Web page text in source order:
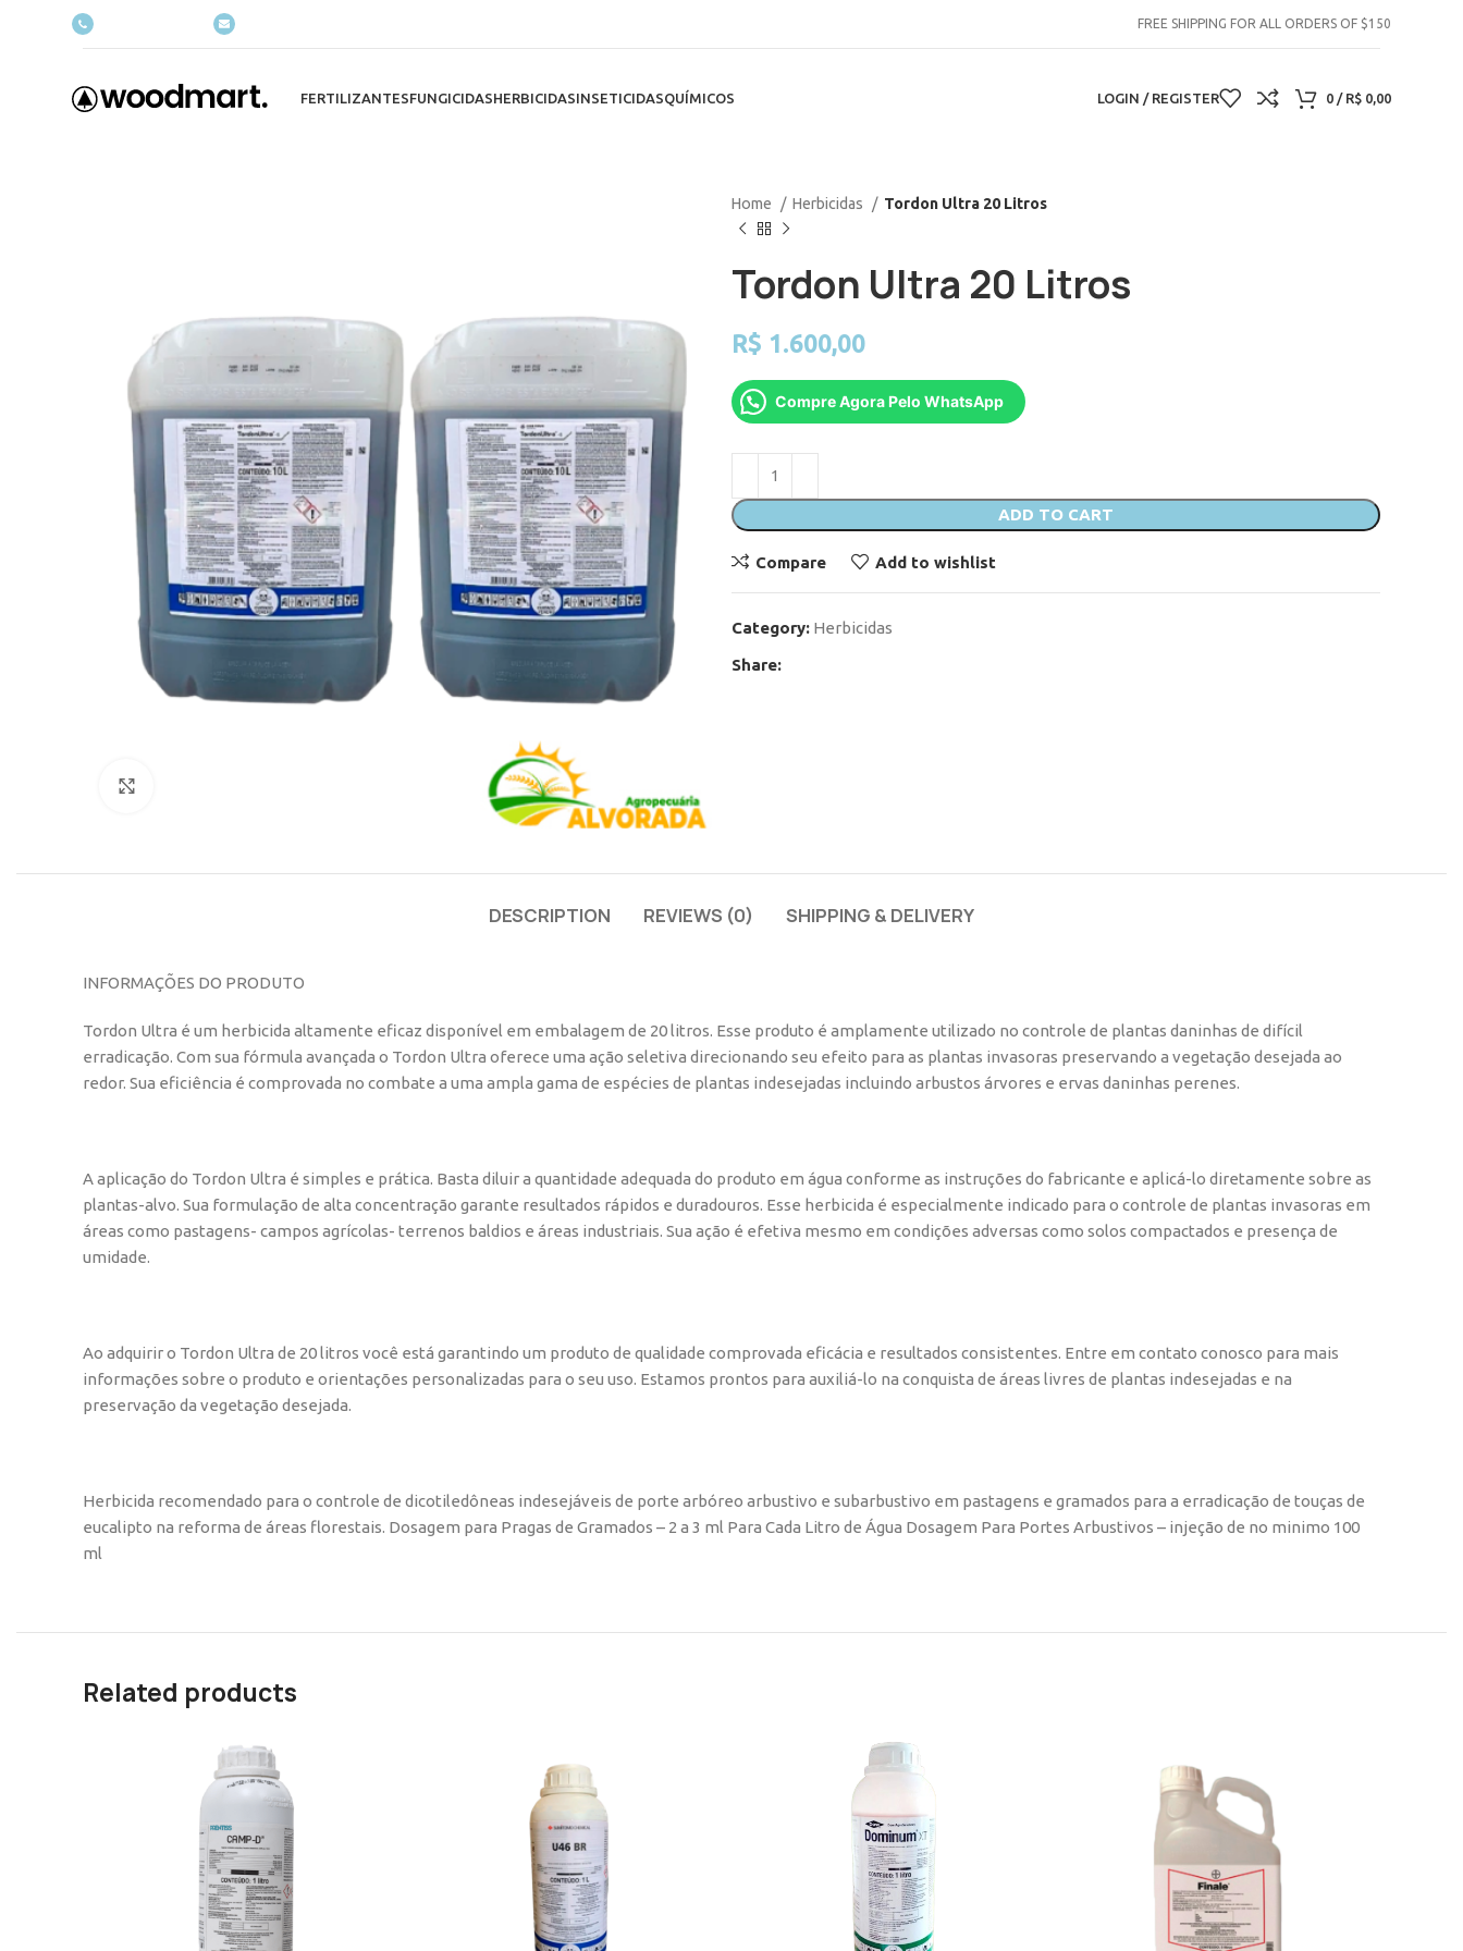
FREE SHIPPING FOR ALL ORDERS OF $150
FERTILIZANTESFUNGICIDASHERBICIDASINSETICIDASQUÍMICOS LOGIN / REGISTER 0 / R$ 0,00
Home Herbicidas Tordon Ultra 20 Litros
Tordon Ultra 20 Litros
R$ 1.600,00
Compre Agora Pelo WhatsApp
ADD TO CART
Compare Add to wishlist
Category: Herbicidas
Share:
DESCRIPTION REVIEWS (0) SHIPPING & DELIVERY
INFORMAÇÕES DO PRODUTO
Tordon Ultra é um herbicida altamente eficaz disponível em embalagem de 20 litros. Esse produto é amplamente utilizado no controle de plantas daninhas de difícil
erradicação. Com sua fórmula avançada o Tordon Ultra oferece uma ação seletiva direcionando seu efeito para as plantas invasoras preservando a vegetação desejada ao
redor. Sua eficiência é comprovada no combate a uma ampla gama de espécies de plantas indesejadas incluindo arbustos árvores e ervas daninhas perenes.
A aplicação do Tordon Ultra é simples e prática. Basta diluir a quantidade adequada do produto em água conforme as instruções do fabricante e aplicá-lo diretamente sobre as
plantas-alvo. Sua formulação de alta concentração garante resultados rápidos e duradouros. Esse herbicida é especialmente indicado para o controle de plantas invasoras em
áreas como pastagens- campos agrícolas- terrenos baldios e áreas industriais. Sua ação é efetiva mesmo em condições adversas como solos compactados e presença de
umidade.
Ao adquirir o Tordon Ultra de 20 litros você está garantindo um produto de qualidade comprovada eficácia e resultados consistentes. Entre em contato conosco para mais
informações sobre o produto e orientações personalizadas para o seu uso. Estamos prontos para auxiliá-lo na conquista de áreas livres de plantas indesejadas e na
preservação da vegetação desejada.
Herbicida recomendado para o controle de dicotiledôneas indesejáveis de porte arbóreo arbustivo e subarbustivo em pastagens e gramados para a erradicação de touças de
eucalipto na reforma de áreas florestais. Dosagem para Pragas de Gramados – 2 a 3 ml Para Cada Litro de Água Dosagem Para Portes Arbustivos – injeção de no minimo 100
ml
Related products